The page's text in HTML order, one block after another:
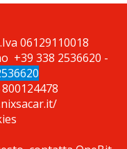
06129110018
+39 338 2536620 -
800124478